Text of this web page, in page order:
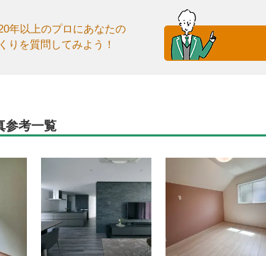
年以上のプロにあなたの
りを質問してみよう！
考一覧